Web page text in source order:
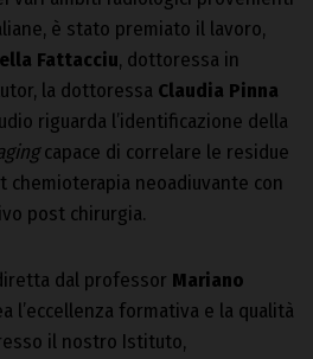
è stato premiato il lavoro,
Fattacciu, dottoressa in
la dottoressa Claudia Pinna
riguarda l’identificazione della
capace di correlare le residue
neoadiuvante con
post chirurgia.
dal professor Mariano
l’eccellenza formativa e la qualità
il nostro Istituto,